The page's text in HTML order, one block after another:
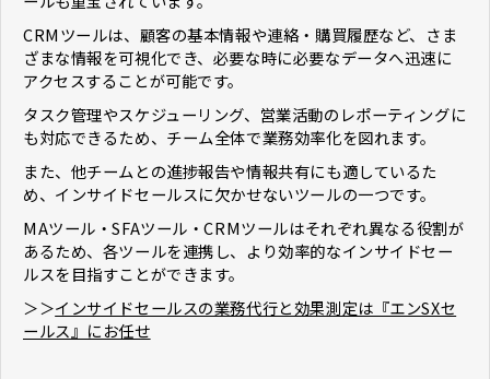
CRMツールは、顧客の基本情報や連絡・購買履歴など、さま
ざまな情報を可視化でき、必要な時に必要なデータへ迅速に
アクセスすることが可能です。
タスク管理やスケジューリング、営業活動のレポーティングに
も対応できるため、チーム全体で業務効率化を図れます。
また、他チームとの進捗報告や情報共有にも適しているた
め、インサイドセールスに欠かせないツールの一つです。
MAツール・SFAツール・CRMツールはそれぞれ異なる役割が
あるため、各ツールを連携し、より効率的なインサイドセー
ルスを目指すことができます。
＞＞インサイドセールスの業務代行と効果測定は『エンSXセ
ールス』にお任せ